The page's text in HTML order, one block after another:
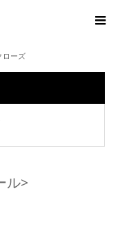
ローズ
ル>